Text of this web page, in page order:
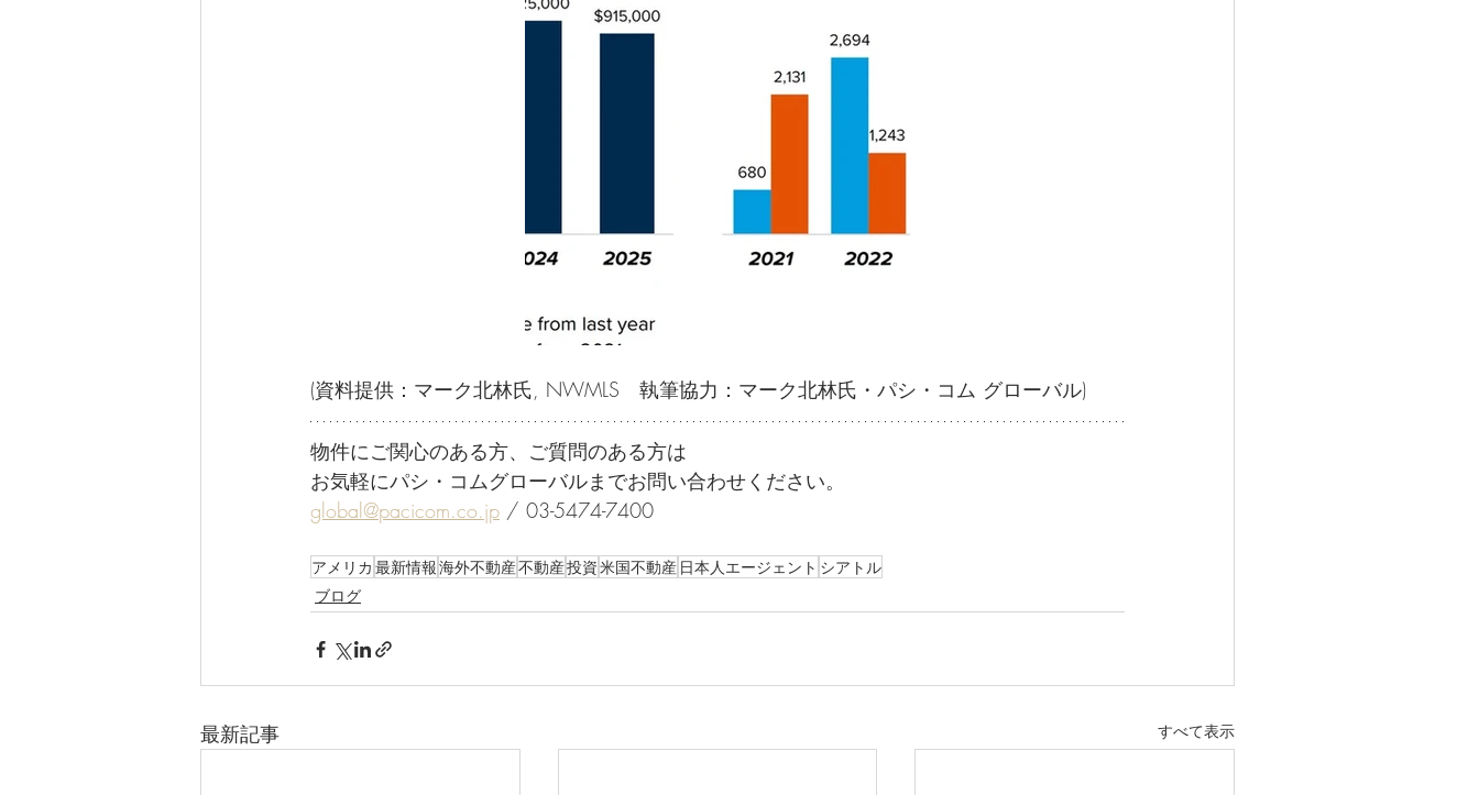
(資料提供：マーク北林氏, NWMLS　執筆協力：マーク北林氏・パシ・コム グローバル)
物件にご関心のある方、ご質問のある方は
お気軽にパシ・コムグローバルまでお問い合わせください。
global@pacicom.co.jp / 03-5474-7400
アメリカ 最新情報海外不動産不動産投資米国不動産 日本人エージェント シアトル
ブログ
最新記事 すべて表示